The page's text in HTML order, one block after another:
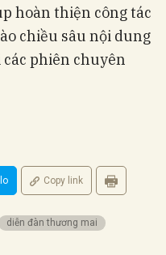
hoàn thiện công tác
chiều sâu nội dung
phiên chuyên
Copy link
diễn đàn thương mai